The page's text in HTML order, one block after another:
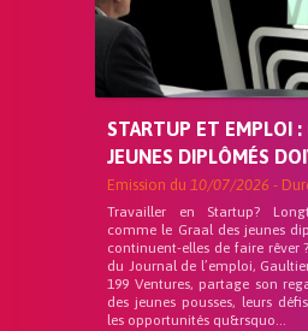
STARTUP ET EMPLOI :
JEUNES DIPLÔMÉS
Emission du 10/07/2026 -
Travailler en Startup?
comme le Graal des jeunes
continuent-elles de faire rêver
du Journal de l’emploi,
199 Ventures, partage son
des jeunes pousses, leurs
les opportunités qu&rsquo...